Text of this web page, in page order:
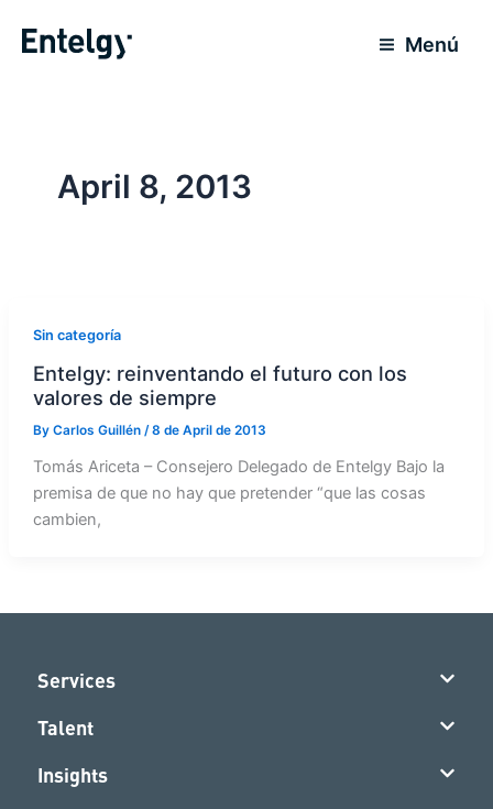
Menú
April 8, 2013
Sin categoría
Entelgy: reinventando el futuro con los
valores de siempre
By Carlos Guillén /8 de April de 2013
Tomás Ariceta – Consejero Delegado de Entelgy Bajo la
premisa de que no hay que pretender “que las cosas
cambien,
Services
Talent
Insights